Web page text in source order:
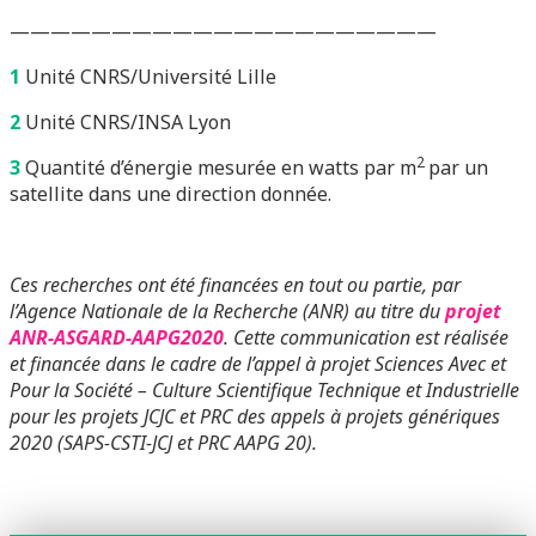
—————————————————————
1 Unité CNRS/Université Lille
2 Unité CNRS/INSA Lyon
3Quantité d’énergie mesurée en watts par m2 par un
satellite dans une direction donnée.
Ces recherches ont été financées en tout ou partie, par
l’Agence Nationale de la Recherche (ANR) au titre duprojet
ANR-ASGARD-AAPG2020. Cette communication est réalisée
et financée dans le cadre de l’appel à projet Sciences Avec et
Pour la Société – Culture Scientifique Technique et Industrielle
pour les projets JCJC et PRC des appels à projets génériques
2020 (SAPS-CSTI-JCJ et PRC AAPG 20).